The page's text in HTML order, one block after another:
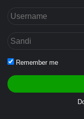
Remember me